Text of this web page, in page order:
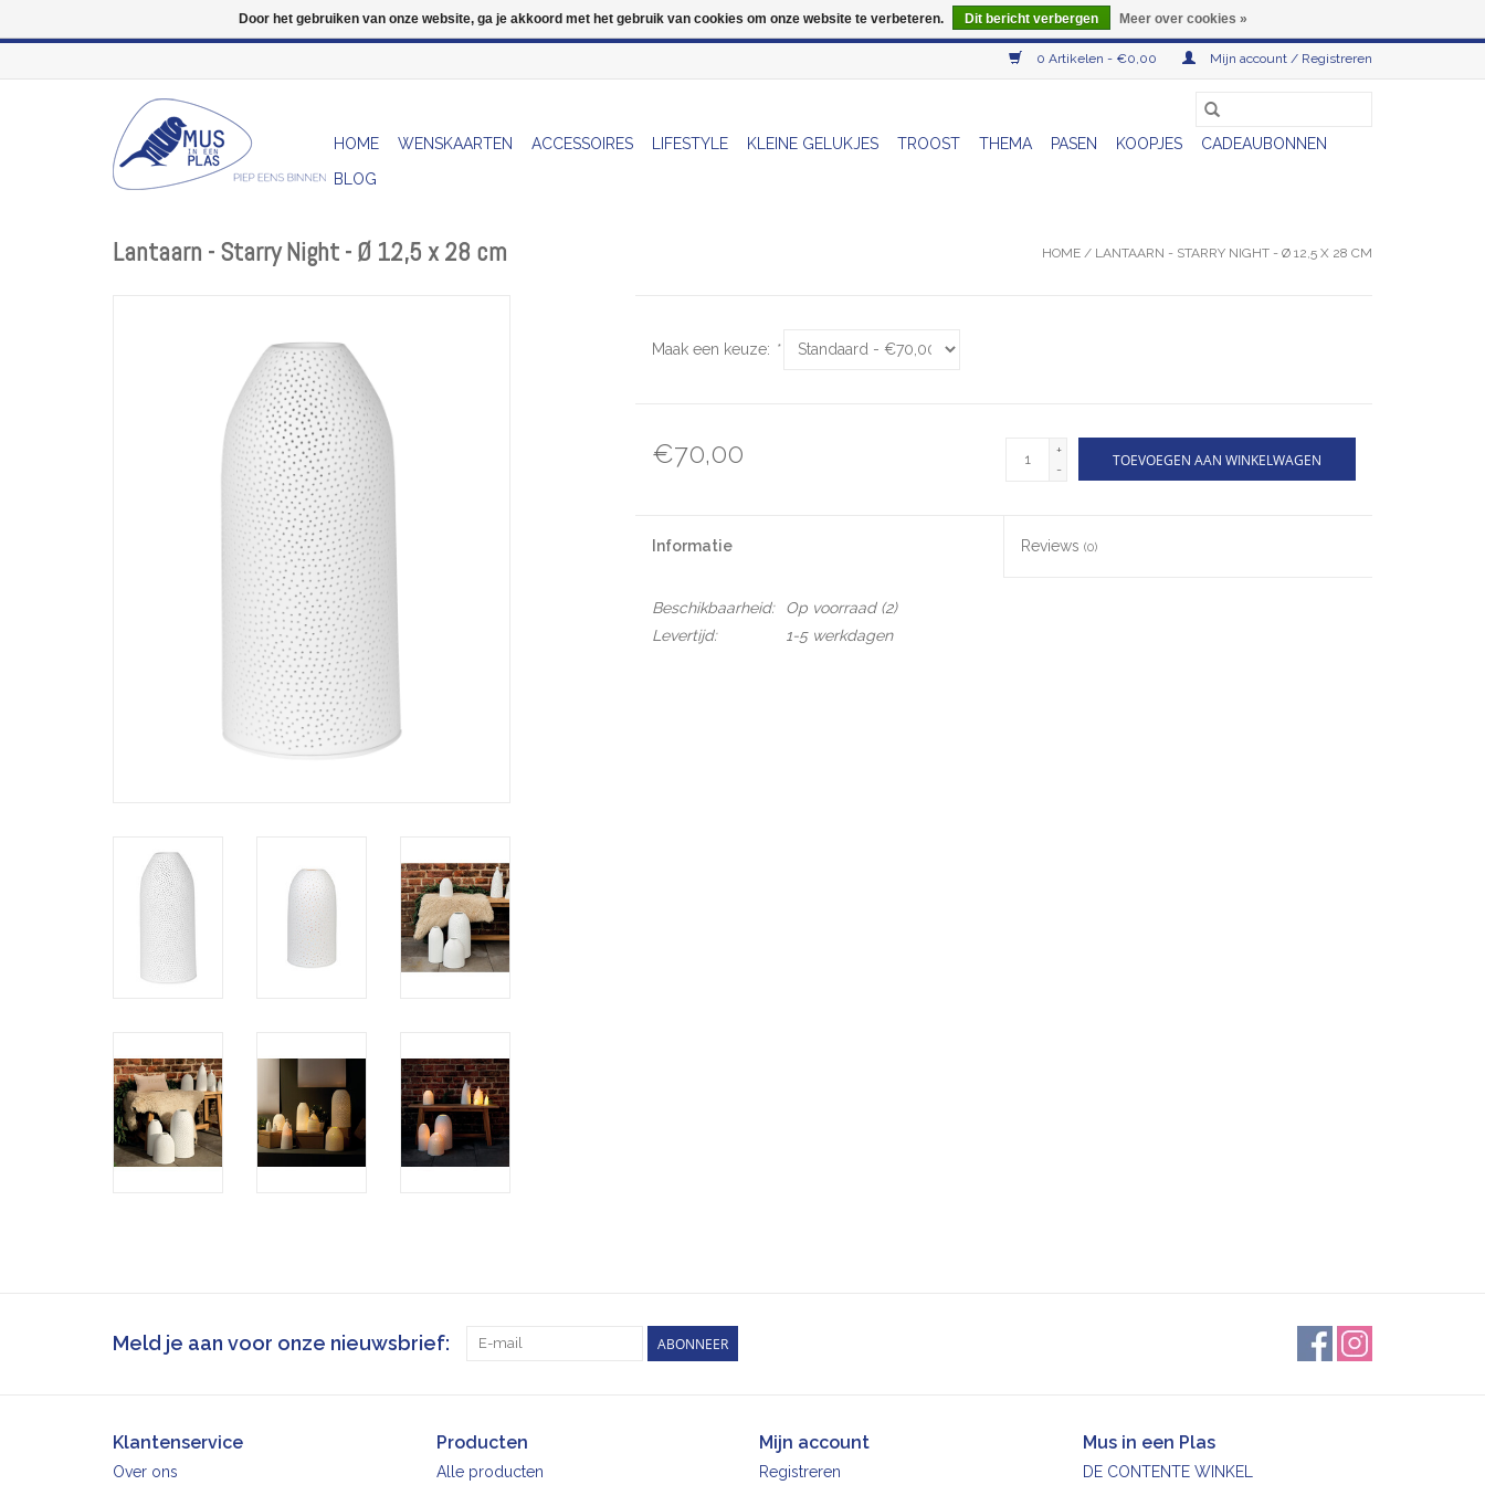
0 Artikelen - €0,00 Mijn account / Registreren
HOME WENSKAARTEN ACCESSOIRES LIFESTYLE KLEINE GELUKJES TROOST THEMA PASEN KOOPJES
CADEAUBONNEN
BLOG
Lantaarn - Starry Night - Ø 12,5 x 28 cm HOME / LANTAARN - STARRY NIGHT - Ø 12,5 X 28 CM
Maak een keuze: *
€70,00
+
-
TOEVOEGEN AAN WINKELWAGEN
Informatie Reviews(0)
Beschikbaarheid: Op voorraad(2)
Levertijd:
1-5 werkdagen
Meld je aan voor onze nieuwsbrief: ABONNEER
Klantenservice
Over ons
Producten
Alle producten
Mijn account
Registreren
Mus in een Plas
DE CONTENTE WINKEL
Door het gebruiken van onze website, ga je akkoord met het gebruik van cookies om onze website te verbeteren. Dit bericht verbergen Meer over cookies »
Wij zijn uitzonderlijk gesloten op Do 13/08